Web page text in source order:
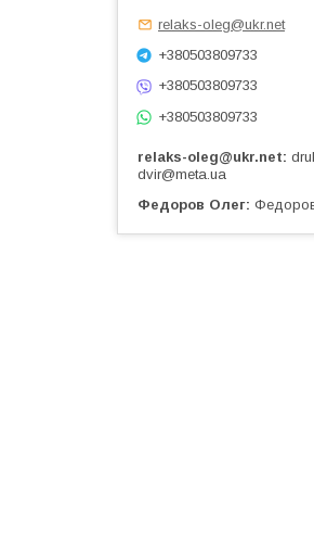
relaks-oleg@ukr.net
+380503809733
+380503809733
+380503809733
relaks-oleg@ukr.net
dvir@meta.ua
Федоров Олег